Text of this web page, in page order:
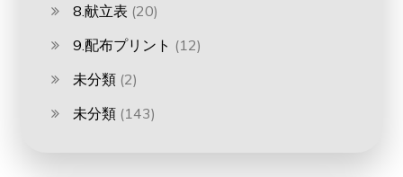
8.献立表 (20)
9.配布プリント (12)
未分類 (2)
未分類 (143)